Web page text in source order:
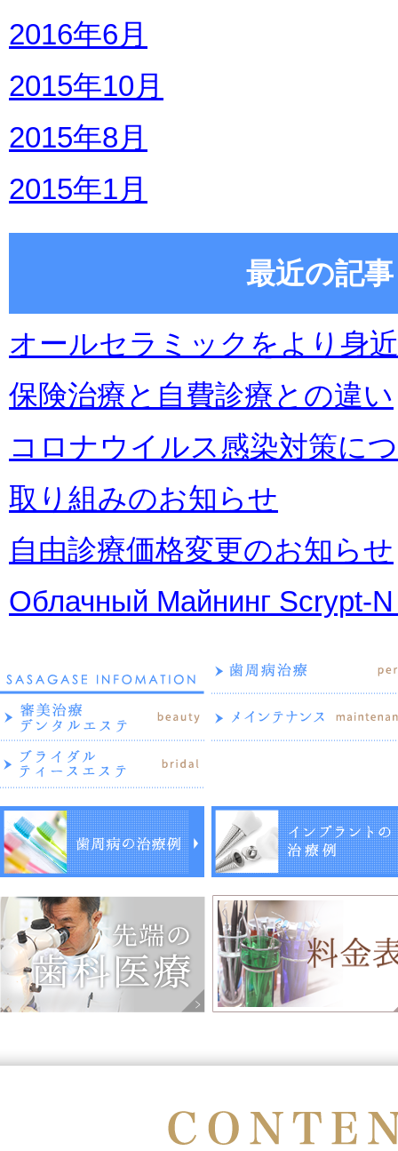
2016年6月
2015年10月
2015年8月
2015年1月
最近の記事
オールセラミックをより身
保険治療と自費診療との違い
コロナウイルス感染対策に
取り組みのお知らせ
自由診療価格変更のお知らせ
Облачный Майнинг Scrypt-